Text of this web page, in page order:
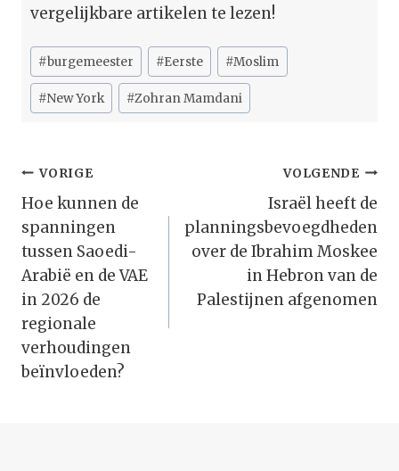
vergelijkbare artikelen te lezen!
Bericht
tags:
#burgemeester #Eerste #Moslim
#New York #Zohran Mamdani
Bericht
Navigatie
VORIGE
Hoe kunnen de
spanningen
tussen Saoedi-
Arabië en de VAE
in 2026 de
regionale
verhoudingen
beïnvloeden?
VOLGENDE
Israël heeft de
planningsbevoegdheden
over de Ibrahim Moskee
in Hebron van de
Palestijnen afgenomen